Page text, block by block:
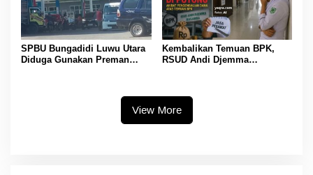
SPBU Bungadidi Luwu Utara
Diduga Gunakan Preman
Kembalikan Temuan BPK,
RSUD Andi Djemma
View More